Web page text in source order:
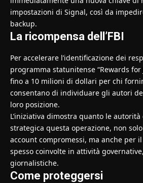
impostazioni di Signal, così da
backup.
La ricompensa dell’FBI
Per accelerare l’identificazione dei
programma statunitense “Rewards for
fino a 10 milioni di dollari per chi
consentano di individuare gli autori
loro posizione.
L’iniziativa dimostra quanto le
strategica questa operazione, non
account compromessi, ma anche per
spesso coinvolte in attività
giornalistiche.
Come proteggersi